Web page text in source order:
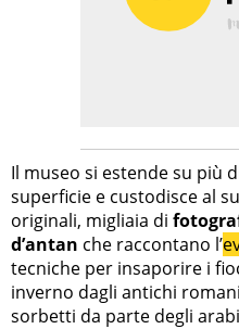
Il museo si estende su più
superficie e custodisce al
originali, migliaia di
d’antan che raccontano l’
tecniche per insaporire i
inverno dagli antichi
sorbetti da parte degli